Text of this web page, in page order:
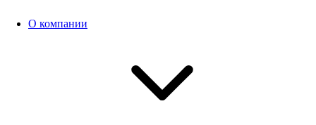
О компании